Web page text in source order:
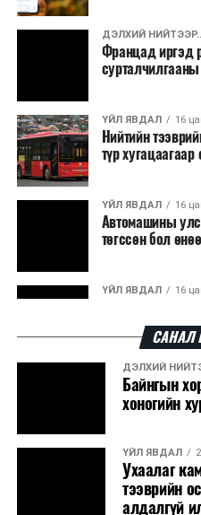
ДЭЛХИЙ НИЙТЭЭР..
Францад иргэд
ҮЙЛ ЯВДАЛ 16
Нийтийн
түр
ҮЙЛ ЯВДАЛ 16
Автомашины
төгссөн бол
ҮЙЛ ЯВДАЛ 16
ДЭЛХИЙ НИЙТЭЭР..
захирлын
ҮЙЛ ЯВДАЛ
Сүхбаатар
тонн АИ-92
САНАЛ
ДЭЛХИЙ
Байнгын
хоногийн
ҮЙЛ ЯВДАЛ
Ухаалаг
тээврийн
алдалгүй